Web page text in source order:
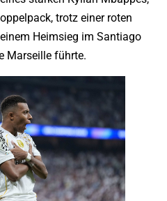
trotz einer roten
Heimsieg im Santiago
Marseille führte.